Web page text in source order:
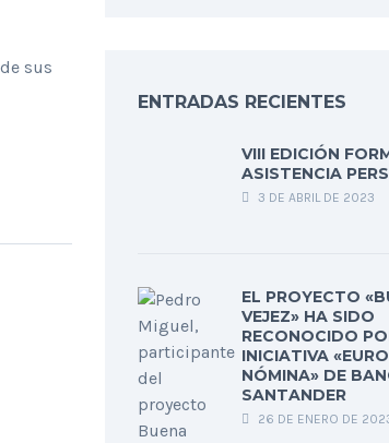
sus
ENTRADAS RECIENTES
VIII EDICIÓN
ASISTENCIA
3 DE ABRIL DE 2023
EL PROYECTO
VEJEZ» HA SIDO
RECONOCIDO
INICIATIVA
NÓMINA» DE
SANTANDER
26 DE ENERO DE